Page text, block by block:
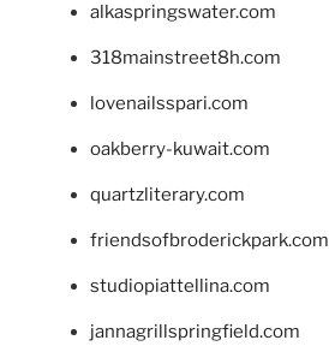
alkaspringswater.com
318mainstreet8h.com
lovenailsspari.com
oakberry-kuwait.com
quartzliterary.com
friendsofbroderickpark.com
studiopiattellina.com
jannagrillspringfield.com